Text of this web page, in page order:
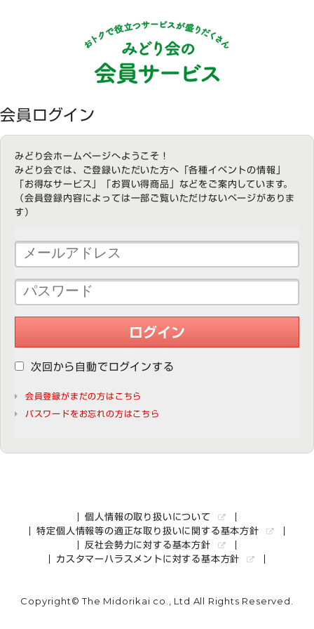
会員ログイン
みどり会ホームページへようこそ！
みどり会では、ご登録いただいた方へ「各種イベントの情報」
「お得なサービス」「お買い得商品」などをご案内しています。
（会員登録内容によっては一部ご覧いただけないページがありま
す）
ログイン
次回から自動でログインする
会員登録がまだの方はこちら
パスワードをお忘れの方はこちら
個人情報の取り扱いについて
特定個人情報等の適正な取り扱いに関する基本方針
反社会勢力に対する基本方針
カスタマーハラスメントに対する基本方針
Copyright© The Midorikai co., Ltd All Rights Reserved.